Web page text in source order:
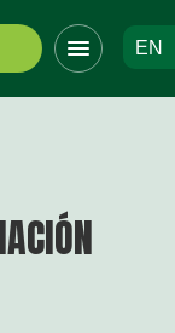
Haga
clic
para
alternar
EN